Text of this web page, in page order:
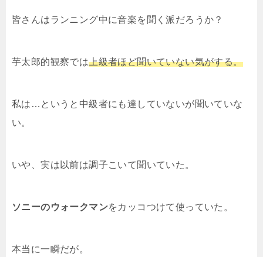
皆さんはランニング中に音楽を聞く派だろうか？
芋太郎的観察では上級者ほど聞いていない気がする。
私は…というと中級者にも達していないが聞いていな
い。
いや、実は以前は調子こいて聞いていた。
ソニーのウォークマンをカッコつけて使っていた。
本当に一瞬だが。